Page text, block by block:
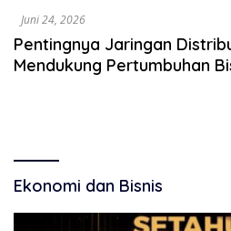
Juni 24, 2026
Pentingnya Jaringan
Mendukung Pertumbuhan
Ekonomi dan Bisnis